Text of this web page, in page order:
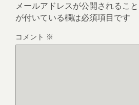
メールアドレスが公開されること
が付いている欄は必須項目です
コメント ※